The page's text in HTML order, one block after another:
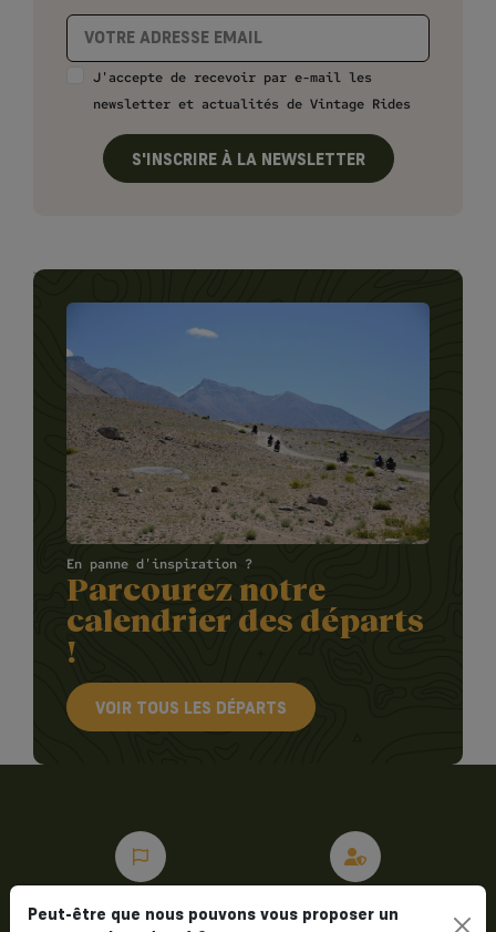
J'accepte de recevoir par e-mail les
newsletter et actualités de Vintage Rides
S'INSCRIRE À LA NEWSLETTER
En panne d'inspiration ?
Parcourez notre
calendrier des départs
!
VOIR TOUS LES DÉPARTS
Expertise Sérénité
Peut-être que nous pouvons vous proposer un